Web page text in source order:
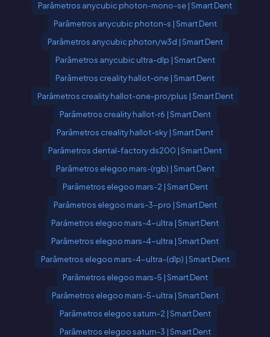
Parâmetros anycubic photon-mono-se | Smart Dent
Parâmetros anycubic photon-s | Smart Dent
Parâmetros anycubic photon/w3d | Smart Dent
Parâmetros anycubic ultra-dlp | Smart Dent
Parâmetros creality hallot-one | Smart Dent
Parâmetros creality hallot-one-pro/plus | Smart Dent
Parâmetros creality hallot-r6 | Smart Dent
Parâmetros creality hallot-sky | Smart Dent
Parâmetros dental-factory ds200 | Smart Dent
Parâmetros elegoo mars-(rgb) | Smart Dent
Parâmetros elegoo mars-2 | Smart Dent
Parâmetros elegoo mars-3-pro | Smart Dent
Parámetros elegoo mars-4-ultra | Smart Dent
Parâmetros elegoo mars-4-ultra | Smart Dent
Parâmetros elegoo mars-4-ultra-(dlp) | Smart Dent
Parâmetros elegoo mars-5 | Smart Dent
Parâmetros elegoo mars-5-ultra | Smart Dent
Parâmetros elegoo saturn-2 | Smart Dent
Parâmetros elegoo saturn-3 | Smart Dent